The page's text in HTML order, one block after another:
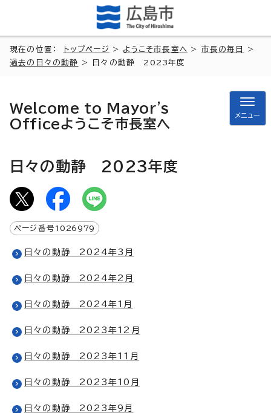
現在の位置： トップページ > ようこそ市長室へ > 市長の毎日
>
過去の日々の動静
> 日々の動静 2023年度
Welcome to Mayor's
Officeようこそ市長室へ
メニュー
日々の動静 2023年度
ページ番号 1026979
日々の動静 2024年3月
日々の動静 2024年2月
日々の動静 2024年1月
日々の動静 2023年12月
日々の動静 2023年11月
日々の動静 2023年10月
日々の動静 2023年9月